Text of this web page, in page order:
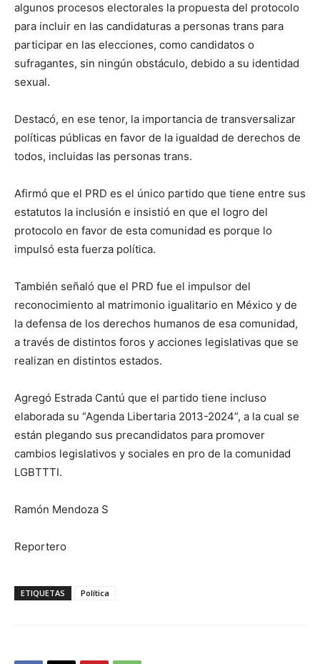
algunos procesos electorales la propuesta del protocolo
para incluir en las candidaturas a personas trans para
participar en las elecciones, como candidatos o
sufragantes, sin ningún obstáculo, debido a su identidad
sexual.
Destacó, en ese tenor, la importancia de transversalizar
políticas públicas en favor de la igualdad de derechos de
todos, incluidas las personas trans.
Afirmó que el PRD es el único partido que tiene entre sus
estatutos la inclusión e insistió en que el logro del
protocolo en favor de esta comunidad es porque lo
impulsó esta fuerza política.
También señaló que el PRD fue el impulsor del
reconocimiento al matrimonio igualitario en México y de
la defensa de los derechos humanos de esa comunidad,
a través de distintos foros y acciones legislativas que se
realizan en distintos estados.
Agregó Estrada Cantú que el partido tiene incluso
elaborada su “Agenda Libertaria 2013-2024”, a la cual se
están plegando sus precandidatos para promover
cambios legislativos y sociales en pro de la comunidad
LGBTTTI.
Ramón Mendoza S
Reportero
ETIQUETAS Política